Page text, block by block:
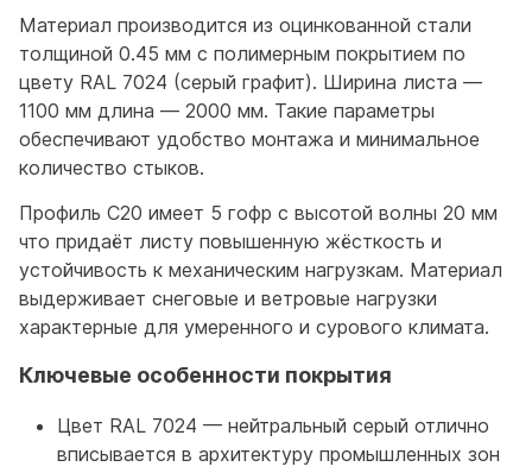
Материал производится из оцинкованной стали
толщиной 0.45 мм с полимерным покрытием по
цвету RAL 7024 (серый графит). Ширина листа —
1100 мм длина — 2000 мм. Такие параметры
обеспечивают удобство монтажа и минимальное
количество стыков.
Профиль С20 имеет 5 гофр с высотой волны 20 мм
что придаёт листу повышенную жёсткость и
устойчивость к механическим нагрузкам. Материал
выдерживает снеговые и ветровые нагрузки
характерные для умеренного и сурового климата.
Ключевые особенности покрытия
Цвет RAL 7024 — нейтральный серый отлично
вписывается в архитектуру промышленных зон